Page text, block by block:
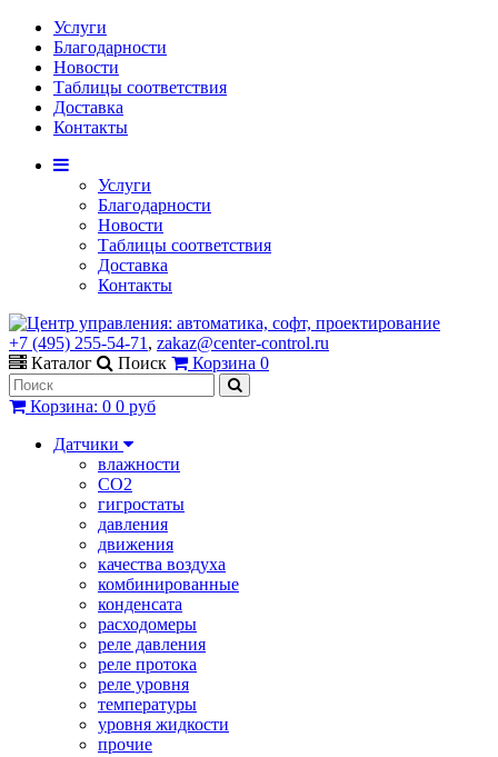
Услуги
Благодарности
Новости
Таблицы соответствия
Доставка
Контакты
Услуги
Благодарности
Новости
Таблицы соответствия
Доставка
Контакты
+7 (495) 255-54-71 , zakaz@center-control.ru
Каталог
Поиск Корзина 0
Корзина: 0 0 руб
Датчики
влажности
CO2
гигростаты
давления
движения
качества воздуха
комбинированные
конденсата
расходомеры
реле давления
реле протока
реле уровня
температуры
уровня жидкости
прочие